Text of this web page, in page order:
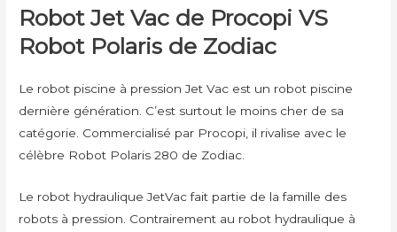
Robot Jet Vac de Procopi VS
Robot Polaris de Zodiac
Le robot piscine à pression Jet Vac est un robot piscine
dernière génération. C’est surtout le moins cher de sa
catégorie. Commercialisé par Procopi, il rivalise avec le
célèbre Robot Polaris 280 de Zodiac.
Le robot hydraulique JetVac fait partie de la famille des
robots à pression. Contrairement au robot hydraulique à